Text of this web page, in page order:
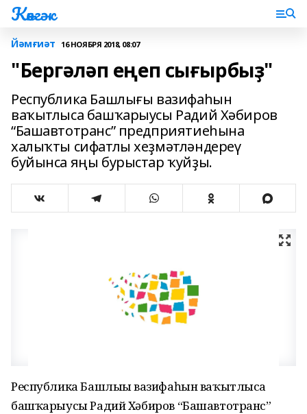
Көнгәк
Йәмғиәт 16 НОЯБРЯ 2018, 08:07
"Бергәләп еңеп сығырбыҙ"
Республика Башлығы вазифаһын
ваҡытлыса башҡарыусы Радий Хәбиров
“Башавтотранс” предприятиеһына
халыҡты сифатлы хеҙмәтләндереү
буйынса яңы бурыстар ҡуйҙы.
Республика Башлығы вазифаһын ваҡытлыса
башҡарыусы Радий Хәбиров “Башавтотранс”